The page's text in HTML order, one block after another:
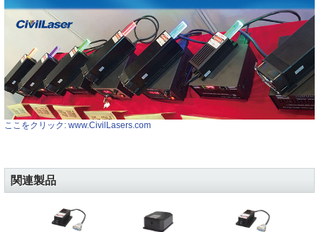
ここをクリック: www.CivilLasers.com
関連製品